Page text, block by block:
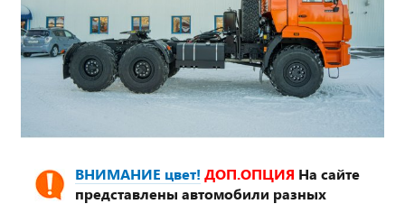
ВНИМАНИЕ цвет! ДОП.ОПЦИЯ На сайте
представлены автомобили разных